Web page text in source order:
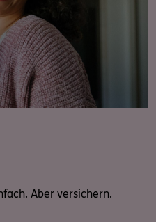
Aber versichern.